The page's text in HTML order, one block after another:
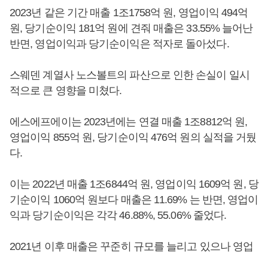
2023년 같은 기간 매출 1조1758억 원, 영업이익 494억
원, 당기순이익 181억 원에 견줘 매출은 33.55% 늘어난
반면, 영업이익과 당기순이익은 적자로 돌아섰다.
스웨덴 계열사 노스볼트의 파산으로 인한 손실이 일시
적으로 큰 영향을 미쳤다.
에스에프에이는 2023년에는 연결 매출 1조8812억 원,
영업이익 855억 원, 당기순이익 476억 원의 실적을 거뒀
다.
이는 2022년 매출 1조6844억 원, 영업이익 1609억 원, 당
기순이익 1060억 원보다 매출은 11.69% 는 반면, 영업이
익과 당기순이익은 각각 46.88%, 55.06% 줄었다.
2021년 이후 매출은 꾸준히 규모를 늘리고 있으나 영업